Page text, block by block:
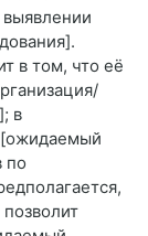
в том, что её
в
[ожидаемый
по